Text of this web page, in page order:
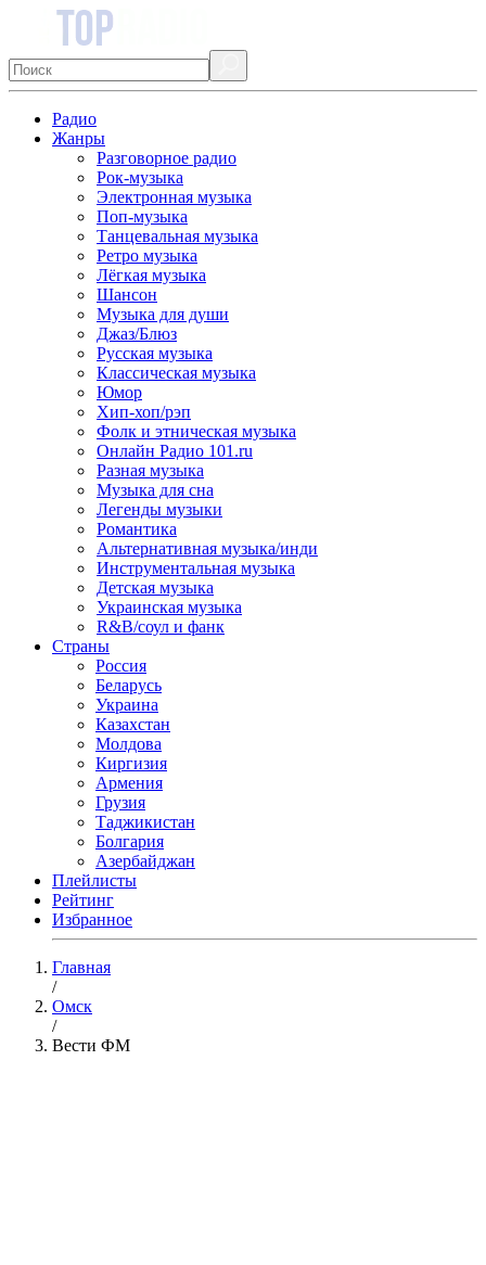
Радио
Жанры
Разговорное радио
Рок-музыка
Электронная музыка
Поп-музыка
Танцевальная музыка
Ретро музыка
Лёгкая музыка
Шансон
Музыка для души
Джаз/Блюз
Русская музыка
Классическая музыка
Юмор
Хип-хоп/рэп
Фолк и этническая музыка
Онлайн Радио 101.ru
Разная музыка
Музыка для сна
Легенды музыки
Романтика
Альтернативная музыка/инди
Инструментальная музыка
Детская музыка
Украинская музыка
R&B/cоул и фанк
Страны
Россия
Беларусь
Украина
Казахстан
Молдова
Киргизия
Армения
Грузия
Таджикистан
Болгария
Азербайджан
Плейлисты
Рейтинг
Избранное
Главная
/
Омск
/
Вести ФМ